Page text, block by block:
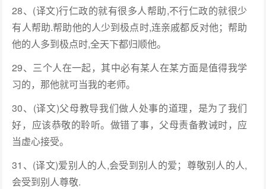
28、(译文)行仁政的就有很多人帮助,不行仁政的就很少
有人帮助.帮助他的人少到极点时,连亲戚都反对他；帮助
他的人多到极点时,全天下都归顺他。
29、三个人在一起，其中必有某人在某方面是值得我学
习的，那他就可当我的老师。
30、(译文)父母教导我们做人处事的道理，是为了我们
好，应该恭敬的聆听。做错了事，父母责备教诫时，应
当虚心接受。
31、(译文)爱别人的人,会受到别人的爱；尊敬别人的人,
会受到别人尊敬.